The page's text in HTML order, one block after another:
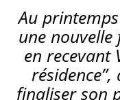
Au
une
en recevant
finaliser son